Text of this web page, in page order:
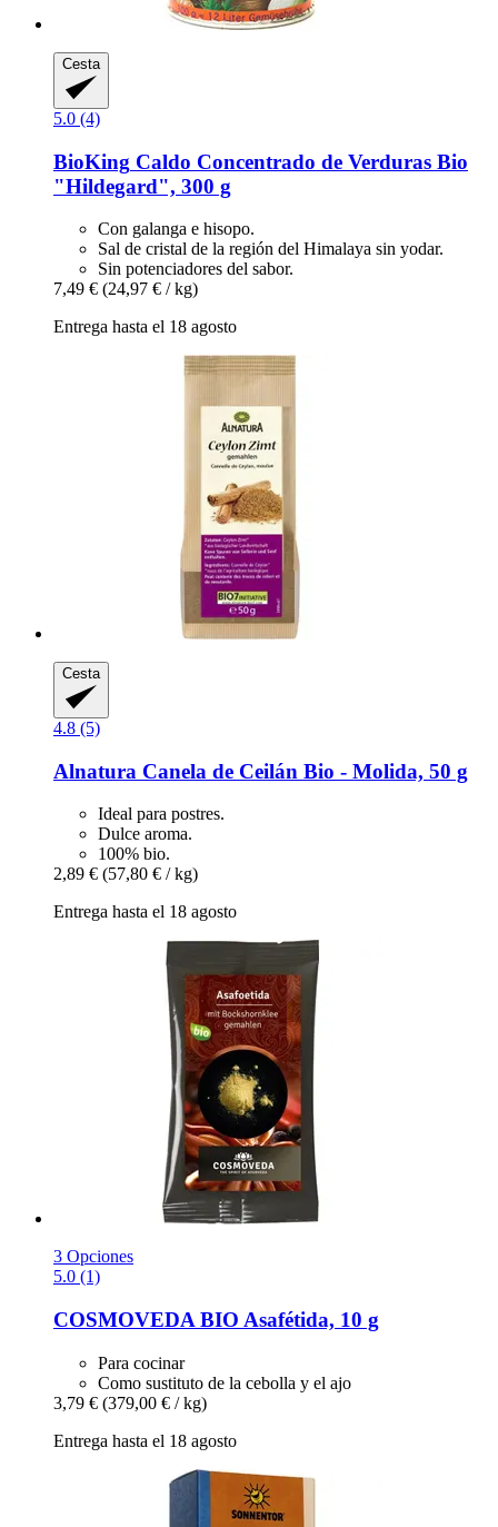
Cesta
5.0 (4)
BioKing Caldo Concentrado de Verduras Bio
"Hildegard", 300 g
Con galanga e hisopo.
Sal de cristal de la región del Himalaya sin yodar.
Sin potenciadores del sabor.
7,49 € (24,97 € / kg)
Entrega hasta el 18 agosto
Cesta
4.8 (5)
Alnatura Canela de Ceilán Bio -​ Molida, 50 g
Ideal para postres.
Dulce aroma.
100% bio.
2,89 € (57,80 € / kg)
Entrega hasta el 18 agosto
3 Opciones
5.0 (1)
COSMOVEDA BIO Asafétida, 10 g
Para cocinar
Como sustituto de la cebolla y el ajo
3,79 € (379,00 € / kg)
Entrega hasta el 18 agosto